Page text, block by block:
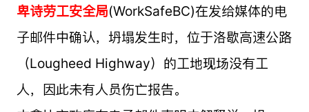
卑诗劳工安全局(WorkSafeBC)在发给媒体的电
子邮件中确认，坍塌发生时，位于洛歇高速公路
（Lougheed Highway）的工地现场没有工
人，因此未有人员伤亡报告。